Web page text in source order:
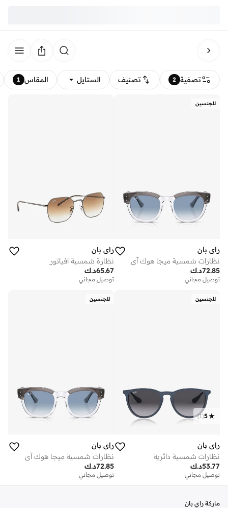
تصفية 2 تصنيف الستايل المقاس 1
للجنسين
راي بان
نظارات شمسية ميجا هوك آي
د.ك72.85
توصيل مجاني
راي بان
نظارة شمسية افياتور
د.ك65.67
توصيل مجاني
للجنسين
5
(
1
)
راي بان
نظارات شمسية دائرية
د.ك53.77
توصيل مجاني
للجنسين
راي بان
نظارات شمسية ميجا هوك آي
د.ك72.85
توصيل مجاني
ماركة راي بان